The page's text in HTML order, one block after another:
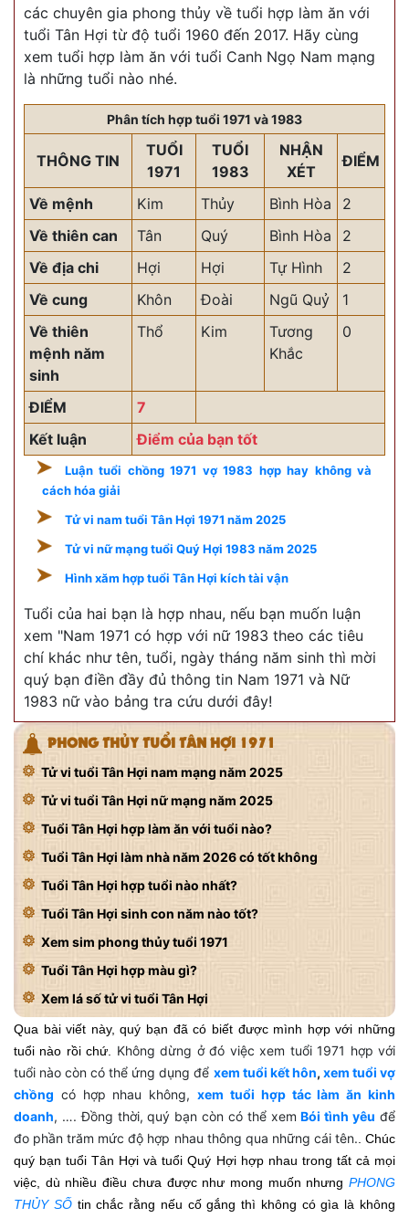
các chuyên gia phong thủy về tuổi hợp làm ăn với
tuổi Tân Hợi từ độ tuổi 1960 đến 2017. Hãy cùng
xem tuổi hợp làm ăn với tuổi Canh Ngọ Nam mạng
là những tuổi nào nhé.
Phân tích hợp tuổi 1971 và 1983
THÔNG TIN
TUỔI
1971
TUỔI
1983
NHẬN
XÉT
ĐIỂM
Về mệnh Kim Thủy Bình Hòa
2
Về thiên can
Tân Quý Bình Hòa
2
Về địa chi
Hợi Hợi Tự Hình
2
Về cung
Khôn Đoài Ngũ Quỷ
1
Về thiên
mệnh năm
sinh
Thổ Kim
Tương
Khắc
0
ĐIỂM
7
Kết luận
Điểm của bạn tốt
Luận tuổi chồng 1971 vợ 1983 hợp hay không và
cách hóa giải
Tử vi nam tuổi Tân Hợi 1971 năm 2025
Tử vi nữ mạng tuổi Quý Hợi 1983 năm 2025
Hình xăm hợp tuổi Tân Hợi kích tài vận
Tuổi của hai bạn là hợp nhau, nếu bạn muốn luận
xem "Nam 1971 có hợp với nữ 1983 theo các tiêu
chí khác như tên, tuổi, ngày tháng năm sinh thì mời
quý bạn điền đầy đủ thông tin Nam 1971 và Nữ
1983 nữ vào bảng tra cứu dưới đây!
PHONG THỦY TUỔI TÂN HỢI 1971
Tử vi tuổi Tân Hợi nam mạng năm 2025
Tử vi tuổi Tân Hợi nữ mạng năm 2025
Tuổi Tân Hợi hợp làm ăn với tuổi nào?
Tuổi Tân Hợi làm nhà năm 2026 có tốt không
Tuổi Tân Hợi hợp tuổi nào nhất?
Tuổi Tân Hợi sinh con năm nào tốt?
Xem sim phong thủy tuổi 1971
Tuổi Tân Hợi hợp màu gì?
Xem lá số tử vi tuổi Tân Hợi
Qua bài viết này, quý bạn đã có biết được mình hợp với những
tuổi nào rồi chứ. Không dừng ở đó việc xem tuổi 1971 hợp với
tuổi nào còn có thể ứng dụng để xem tuổi kết hôn, xem tuổi vợ
chồng có hợp nhau không,xem tuổi hợp tác làm ăn kinh
doanh, …. Đồng thời, quý bạn còn có thể xemBói tình yêu để
đo phần trăm mức độ hợp nhau thông qua những cái tên.. Chúc
quý bạn tuổi Tân Hợi và tuổi Quý Hợi hợp nhau trong tất cả mọi
việc, dù nhiều điều chưa được như mong muốn nhưng PHONG
THỦY SỐtin chắc rằng nếu cố gắng thì không có gìa là không